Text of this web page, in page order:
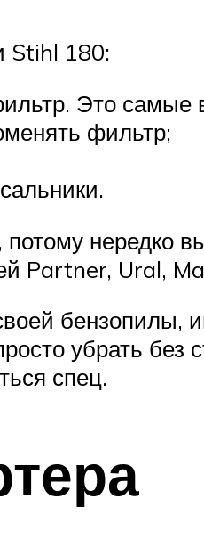
Stihl 180:
Это самые
фильтр;
нередко
Partner, Ural,
бензопилы,
убрать
спец.